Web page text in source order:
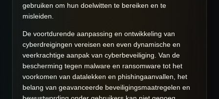
gebruiken om hun doelwitten te bereiken en te
misleiden.
De voortdurende aanpassing en ontwikkeling van
cyberdreigingen vereisen een even dynamische en
veerkrachtige aanpak van cyberbeveiliging. Van de
bescherming tegen malware en ransomware tot het
voorkomen van datalekken en phishingaanvallen, het
belang van geavanceerde beveiligingsmaatregelen en